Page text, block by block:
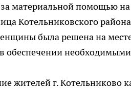
материальной помощью
Котельниковского
была решена на
обеспечении
жителей г. Котельниково